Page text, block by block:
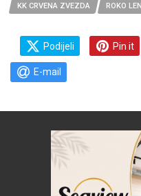
KK CRVENA ZVEZDA ROKO
Podijeli Pin it
E-mail